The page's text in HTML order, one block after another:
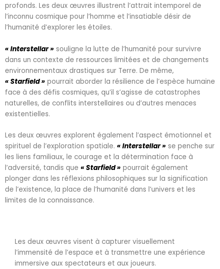
profonds. Les deux œuvres illustrent l’attrait intemporel de
l’inconnu cosmique pour l’homme et l’insatiable désir de
l’humanité d’explorer les étoiles.
« Interstellar » souligne la lutte de l’humanité pour survivre
dans un contexte de ressources limitées et de changements
environnementaux drastiques sur Terre. De même,
« Starfield » pourrait aborder la résilience de l’espèce humaine
face à des défis cosmiques, qu’il s’agisse de catastrophes
naturelles, de conflits interstellaires ou d’autres menaces
existentielles.
Les deux œuvres explorent également l’aspect émotionnel et
spirituel de l’exploration spatiale. « Interstellar » se penche sur
les liens familiaux, le courage et la détermination face à
l’adversité, tandis que « Starfield » pourrait également
plonger dans les réflexions philosophiques sur la signification
de l’existence, la place de l’humanité dans l’univers et les
limites de la connaissance.
Les deux œuvres visent à capturer visuellement
l’immensité de l’espace et à transmettre une expérience
immersive aux spectateurs et aux joueurs.